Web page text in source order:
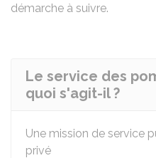
démarche à suivre.
Le service des
quoi s'agit-il ?
Une mission de service
privé